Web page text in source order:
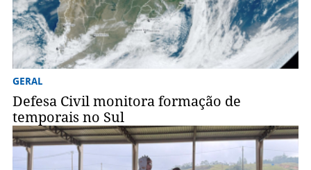
GERAL
Defesa Civil monitora formação de
temporais no Sul